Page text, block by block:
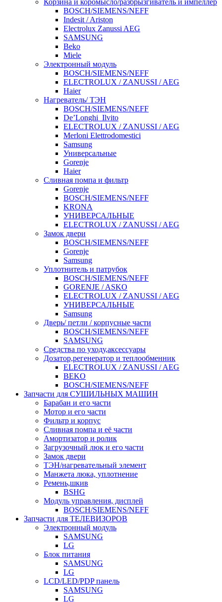
Корзина и коромысло/разбрызгиватель и импеллер
BOSCH/SIEMENS/NEFF
Indesit / Ariston
Electrolux Zanussi AEG
SAMSUNG
Beko
Miele
Электронный модуль
BOSCH/SIEMENS/NEFF
ELECTROLUX / ZANUSSI / AEG
Haier
Нагреватель/ ТЭН
BOSCH/SIEMENS/NEFF
De’Longhi_Ilvito
ELECTROLUX / ZANUSSI / AEG
Merloni Elettrodomestici
Samsung
Универсальные
Gorenje
Haier
Сливная помпа и фильтр
Gorenje
BOSCH/SIEMENS/NEFF
KRONA
УНИВЕРСАЛЬНЫЕ
ELECTROLUX / ZANUSSI / AEG
Замок двери
BOSCH/SIEMENS/NEFF
Gorenje
Samsung
Уплотнитель и патрубок
BOSCH/SIEMENS/NEFF
GORENJE / ASKO
ELECTROLUX / ZANUSSI / AEG
УНИВЕРСАЛЬНЫЕ
Samsung
Дверь/ петли / корпусные части
BOSCH/SIEMENS/NEFF
SAMSUNG
Средства по уходу,аксессуары
Дозатор,регенератор и теплообменник
ELECTROLUX / ZANUSSI / AEG
BEKO
BOSCH/SIEMENS/NEFF
Запчасти для СУШИЛЬНЫХ МАШИН
Барабан и его части
Мотор и его части
Фильтр и корпус
Сливная помпа и её части
Амортизатор и ролик
Загрузочный люк и его части
Замок двери
ТЭН/нагревательный элемент
Манжета люка, уплотнение
Ремень,шкив
BSHG
Модуль управления, дисплей
BOSCH/SIEMENS/NEFF
Запчасти для ТЕЛЕВИЗОРОВ
Электронный модуль
SAMSUNG
LG
Блок питания
SAMSUNG
LG
LCD/LED/PDP панель
SAMSUNG
LG